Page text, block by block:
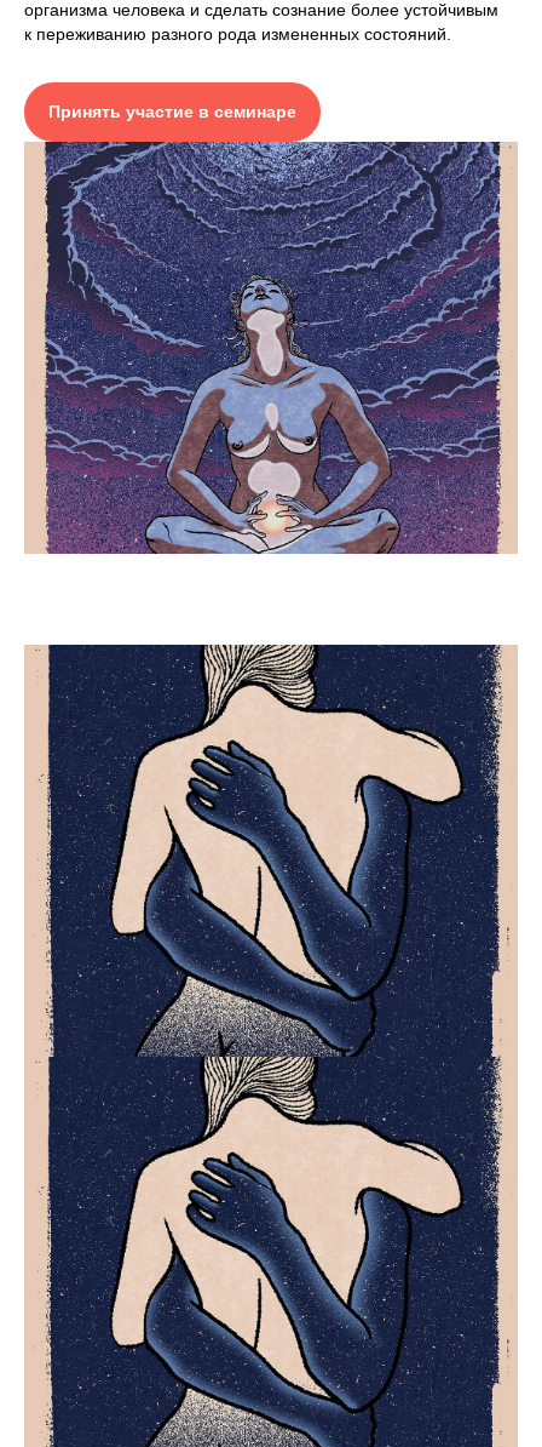
организма человека и сделать сознание более устойчивым
к переживанию разного рода измененных состояний.
Принять участие в семинаре